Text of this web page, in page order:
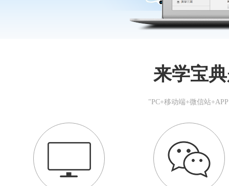
来学宝
"PC+移动端+微信站